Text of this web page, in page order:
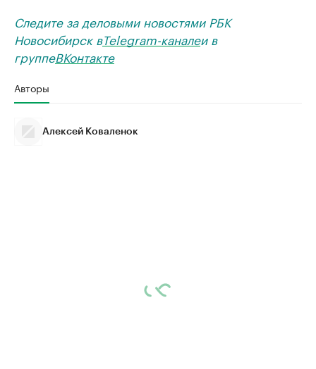
Следите за деловыми новостями РБК
Новосибирск вTelegram-каналеи в
группеВКонтакте
Авторы
Алексей Коваленок